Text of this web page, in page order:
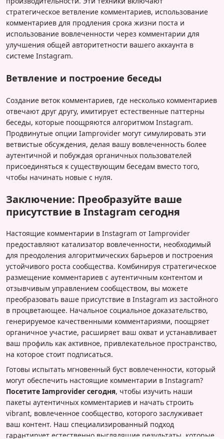
стратегическое ветвление комментариев, использование
комментариев для продления срока жизни поста и
использование вовлеченности через комментарии для
улучшения общей авторитетности вашего аккаунта в
системе Instagram.
Ветвление и построение беседы
Создание веток комментариев, где несколько комментариев
отвечают друг другу, имитирует естественные паттерны
беседы, которые поощряются алгоритмом Instagram.
Продвинутые опции Iamprovider могут симулировать эти
ветвистые обсуждения, делая вашу вовлеченность более
аутентичной и побуждая органичных пользователей
присоединяться к существующим беседам вместо того,
чтобы начинать новые с нуля.
Заключение: Преобразуйте ваше
присутствие в Instagram сегодня
Настоящие комментарии в Instagram от Iamprovider
предоставляют катализатор вовлеченности, необходимый
для преодоления алгоритмических барьеров и построения
устойчивого роста сообщества. Комбинируя стратегическое
размещение комментариев с аутентичным контентом и
отзывчивым управлением сообществом, вы можете
преобразовать ваше присутствие в Instagram из застойного
в процветающее. Начальное социальное доказательство,
генерируемое качественными комментариями, поощряет
органичное участие, расширяет ваш охват и устанавливает
ваш профиль как активное, привлекательное пространство,
на которое стоит подписаться.
Готовы испытать мгновенный буст вовлеченности, который
могут обеспечить настоящие комментарии в Instagram?
Посетите Iamprovider сегодня, чтобы изучить наши
пакеты аутентичных комментариев и начать строить
vibrant, вовлеченное сообщество, которого заслуживает
ваш контент. Наш специализированный подход
гарантирует естественно выглядящие результаты, которые